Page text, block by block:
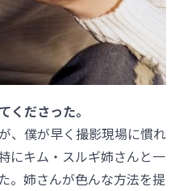
くださった。
、僕が早く撮影現場に慣れ
にキム・スルギ姉さんと一
。姉さんが色んな方法を提